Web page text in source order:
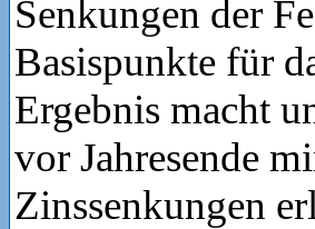
Senkungen der
Basispunkte für
Ergebnis macht
vor Jahresende
Zinssenkungen